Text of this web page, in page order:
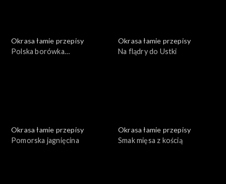
Okrasa łamie przepisy
Polska borówka
Okrasa łamie przepisy
Na flądry do Ustki
Okrasa łamie przepisy
Pomorska jagnięcina
Okrasa łamie przepisy
Smak mięsa z kością